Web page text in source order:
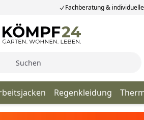
Fachberatung &
Regenkleidung